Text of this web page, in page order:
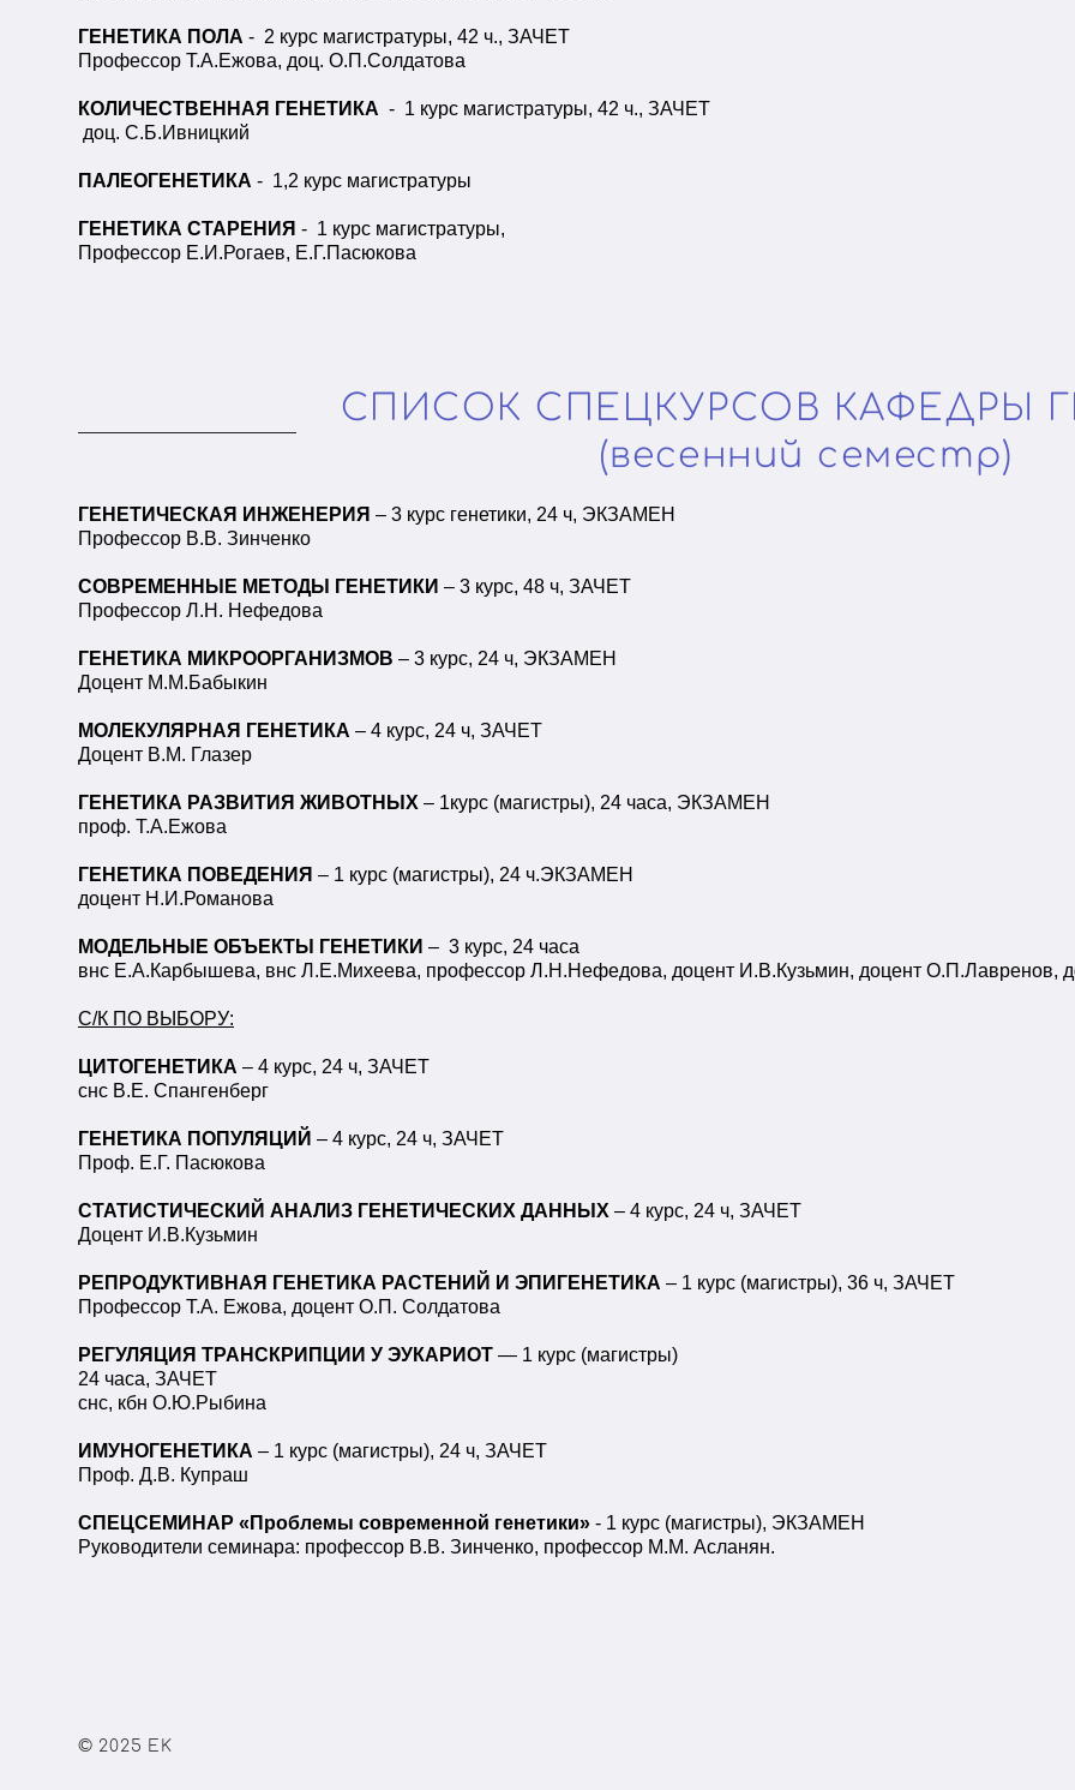
ГЕНЕТИКА ПОЛА - 2 курс магистратуры, 42 ч., ЗАЧЕТ
Профессор Т.А.Ежова, доц. О.П.Солдатова
КОЛИЧЕСТВЕННАЯ ГЕНЕТИКА - 1 курс магистратуры, 42 ч., ЗАЧЕТ
доц. С.Б.Ивницкий
ПАЛЕОГЕНЕТИКА - 1,2 курс магистратуры
ГЕНЕТИКА СТАРЕНИЯ - 1 курс магистратуры,
Профессор Е.И.Рогаев, Е.Г.Пасюкова
СПИСОК СПЕЦКУРСОВ КАФЕДРЫ
(весенний семестр)
ГЕНЕТИЧЕСКАЯ ИНЖЕНЕРИЯ – 3 курс генетики, 24 ч, ЭКЗАМЕН
Профессор В.В. Зинченко
СОВРЕМЕННЫЕ МЕТОДЫ ГЕНЕТИКИ – 3 курс, 48 ч, ЗАЧЕТ
Профессор Л.Н. Нефедова
ГЕНЕТИКА МИКРООРГАНИЗМОВ – 3 курс, 24 ч, ЭКЗАМЕН
Доцент М.М.Бабыкин
МОЛЕКУЛЯРНАЯ ГЕНЕТИКА – 4 курс, 24 ч, ЗАЧЕТ
Доцент В.М. Глазер
ГЕНЕТИКА РАЗВИТИЯ ЖИВОТНЫХ – 1курс (магистры), 24 часа, ЭКЗАМЕН
проф. Т.А.Ежова
ГЕНЕТИКА ПОВЕДЕНИЯ – 1 курс (магистры), 24 ч.ЭКЗАМЕН
доцент Н.И.Романова
МОДЕЛЬНЫЕ ОБЪЕКТЫ ГЕНЕТИКИ – 3 курс, 24 часа
внс Е.А.Карбышева, внс Л.Е.Михеева, профессор Л.Н.Нефедова, доцент И.В.Кузьмин, доцент О.П.Лавренов,
С/К ПО ВЫБОРУ:
ЦИТОГЕНЕТИКА – 4 курс, 24 ч, ЗАЧЕТ
снс В.Е. Спангенберг
ГЕНЕТИКА ПОПУЛЯЦИЙ – 4 курс, 24 ч, ЗАЧЕТ
Проф. Е.Г. Пасюкова
СТАТИСТИЧЕСКИЙ АНАЛИЗ ГЕНЕТИЧЕСКИХ ДАННЫХ – 4 курс, 24 ч, ЗАЧЕТ
Доцент И.В.Кузьмин
РЕПРОДУКТИВНАЯ ГЕНЕТИКА РАСТЕНИЙ И ЭПИГЕНЕТИКА – 1 курс (магистры), 36 ч, ЗАЧЕТ
Профессор Т.А. Ежова, доцент О.П. Солдатова
РЕГУЛЯЦИЯ ТРАНСКРИПЦИИ У ЭУКАРИОТ — 1 курс (магистры)
24 часа, ЗАЧЕТ
снс, кбн О.Ю.Рыбина
ИМУНОГЕНЕТИКА – 1 курс (магистры), 24 ч, ЗАЧЕТ
Проф. Д.В. Купраш
СПЕЦСЕМИНАР «Проблемы современной генетики» - 1 курс (магистры), ЭКЗАМЕН
Руководители семинара: профессор В.В. Зинченко, профессор М.М. Асланян.
© 2025 EK